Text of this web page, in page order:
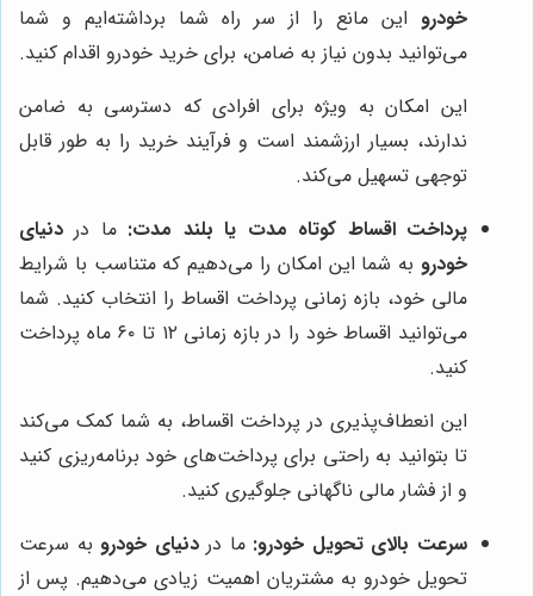
خودرو این مانع را از سر راه شما برداشته‌ایم و شما
می‌توانید بدون نیاز به ضامن، برای خرید خودرو اقدام کنید.
این امکان به ویژه برای افرادی که دسترسی به ضامن
ندارند، بسیار ارزشمند است و فرآیند خرید را به طور قابل
توجهی تسهیل می‌کند.
پرداخت اقساط کوتاه مدت یا بلند مدت: ما در دنیای
خودرو به شما این امکان را می‌دهیم که متناسب با شرایط
مالی خود، بازه زمانی پرداخت اقساط را انتخاب کنید. شما
می‌توانید اقساط خود را در بازه زمانی ۱۲ تا ۶۰ ماه پرداخت
کنید.
این انعطاف‌پذیری در پرداخت اقساط، به شما کمک می‌کند
تا بتوانید به راحتی برای پرداخت‌های خود برنامه‌ریزی کنید
و از فشار مالی ناگهانی جلوگیری کنید.
سرعت بالای تحویل خودرو: ما دردنیای خودرو به سرعت
تحویل خودرو به مشتریان اهمیت زیادی می‌دهیم. پس از